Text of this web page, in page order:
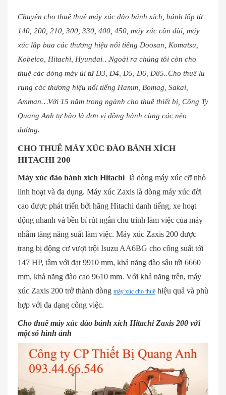
Chuyên cho thuê thuê máy xúc đào bánh xích, bánh lốp từ
140, 200, 210, 300, 330, 400, 450, máy xúc cần dài, máy
xúc lắp bua các thương hiệu nổi tiếng Doosan, Komatsu,
Kobelco, Hitachi, Hyundai…Ngoài ra chúng tôi còn cho
thuê các dòng máy ủi từ D3, D4, D5, D6, D85..Cho thuê lu
rung các thương hiệu nổi tiếng Hamm, Bomag, Sakai,
Amman…Với 15 năm trong ngành cho thuê thiết bị, Công Ty
Quang Anh tự hào là đơn vị đồng hành cùng các nẻo
đường.
CHO THUÊ MÁY XÚC ĐÀO BÁNH XÍCH
HITACHI 200
Máy xúc đào bánh xích Hitachi là dòng máy xúc cỡ nhỏ
linh hoạt và đa dụng. Máy xúc Zaxis là dòng máy xúc đời
cao được phát triển bởi hãng Hitachi danh tiếng, xe hoạt
động nhanh và bền bỉ rút ngắn chu trình làm việc của máy
nhằm tăng năng suất làm việc. Máy xúc Zaxis 200 được
trang bị động cơ vượt trội Isuzu AA6BG cho công suất tới
147 HP, tầm với đạt 9910 mm, khả năng đào sâu tới 6660
mm, khả năng đào cao 9610 mm. Với khả năng trên, máy
xúc Zaxis 200 trở thành dòng máy xúc cho thuê hiệu quả và phù
hợp với đa dạng công việc.
Cho thuê máy xúc đào bánh xích Hitachi Zaxis 200 với
một số hình ảnh